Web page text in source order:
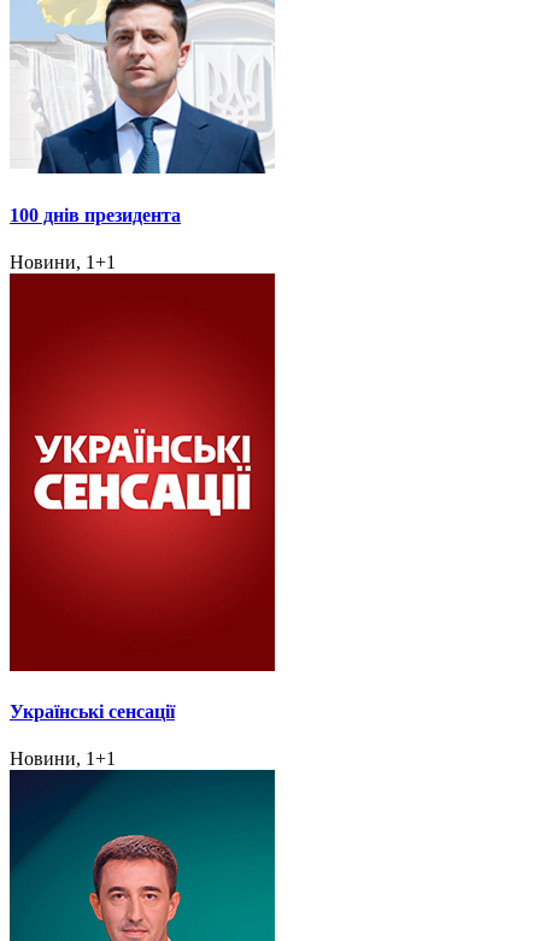
100 днів президента
Новини, 1+1
Українські сенсації
Новини, 1+1